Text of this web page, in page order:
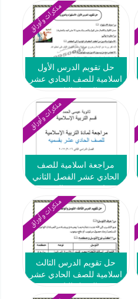
مذكرات وأوراق
حل تقويم الدرس الأول
اسلامية للصف الحادي عشر
مذكرات وأوراق
مراجعة اسلامية للصف
الحادي عشر الفصل الثاني
مذكرات وأوراق
حل تقويم الدرس الثالث
اسلامية للصف الحادي عشر